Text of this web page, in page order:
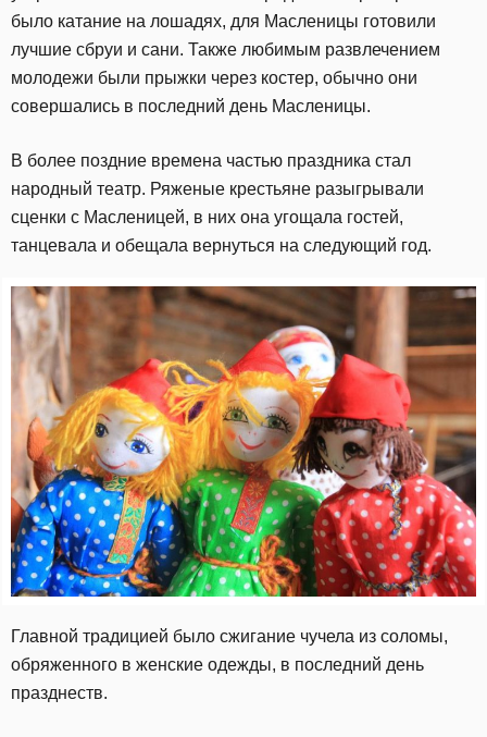
было катание на лошадях, для Масленицы готовили
лучшие сбруи и сани. Также любимым развлечением
молодежи были прыжки через костер, обычно они
совершались в последний день Масленицы.
В более поздние времена частью праздника стал
народный театр. Ряженые крестьяне разыгрывали
сценки с Масленицей, в них она угощала гостей,
танцевала и обещала вернуться на следующий год.
Главной традицией было сжигание чучела из соломы,
обряженного в женские одежды, в последний день
празднеств.